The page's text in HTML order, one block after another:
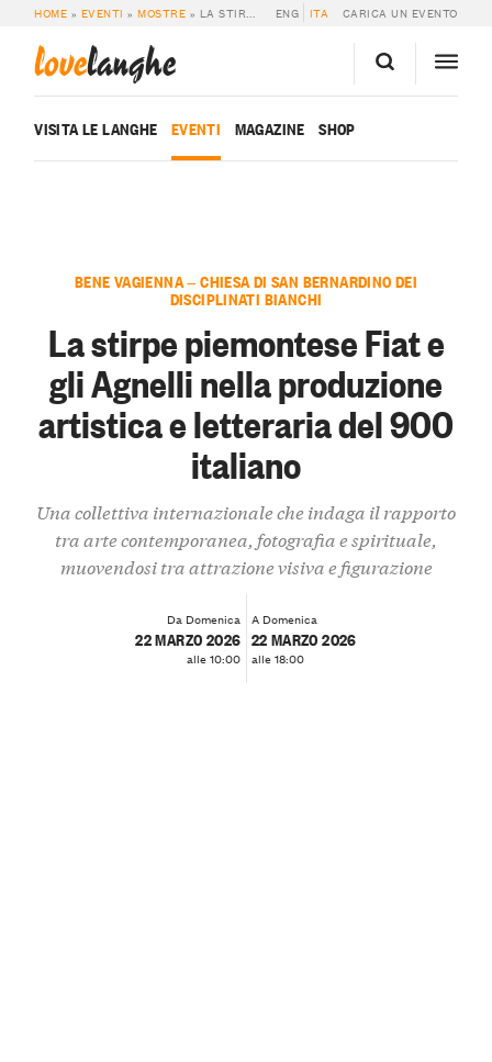
HOME » EVENTI »MOSTRE » LA STIRPE PIEMONTESE FIAT E GLI AGNELLI NELLA PRODUZIONE ARTISTICA E LETTERARIA DEL 900 ITALIANO ENG ITA CARICA UN EVENTO
lovelanghe
VISITA LE LANGHE EVENTI MAGAZINE SHOP
BENE VAGIENNA — CHIESA DI SAN BERNARDINO DEI
DISCIPLINATI BIANCHI
La stirpe piemontese Fiat e
gli Agnelli nella produzione
artistica e letteraria del 900
italiano
Una collettiva internazionale che indaga il rapporto
tra arte contemporanea, fotografia e spirituale,
muovendosi tra attrazione visiva e figurazione
Da Domenica
22 MARZO 2026
alle 10:00
A Domenica
22 MARZO 2026
alle 18:00